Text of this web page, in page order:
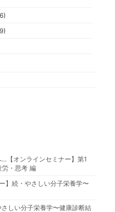
【オンラインセミナー】第1
労・思考 編
】続・やさしい分子栄養学〜
さしい分子栄養学〜健康診断結